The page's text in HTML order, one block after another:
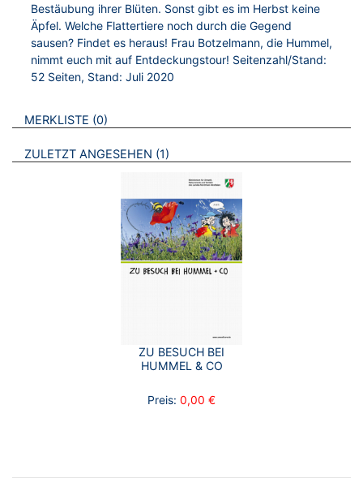
Bestäubung ihrer Blüten. Sonst gibt es im Herbst keine
Äpfel. Welche Flattertiere noch durch die Gegend
sausen? Findet es heraus! Frau Botzelmann, die Hummel,
nimmt euch mit auf Entdeckungstour! Seitenzahl/Stand:
52 Seiten, Stand: Juli 2020
VERWEISE AUF VERMERKTE- ODER ZULETZT ANGESEHENE
MERKLISTE 0 BROSCHÜREN
ZULETZT ANGESEHEN 1 BROSCHÜREN
ZU BESUCH BEI
HUMMEL & CO
Preis: 0,00 €